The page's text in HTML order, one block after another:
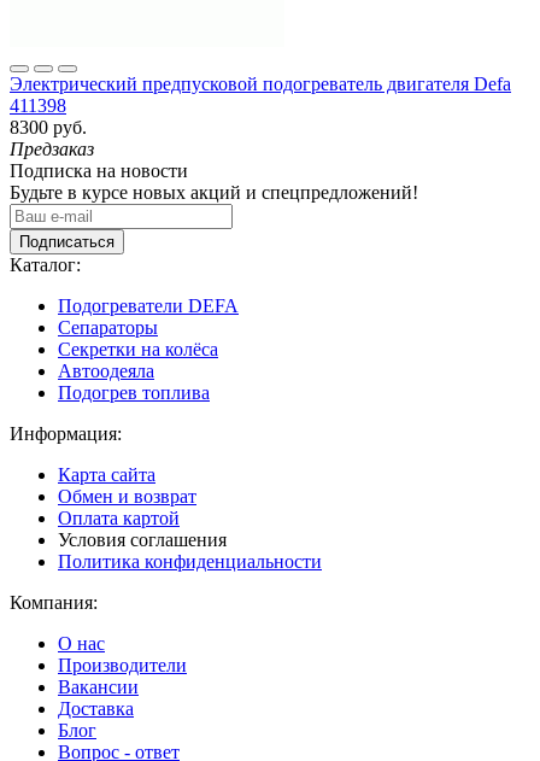
Электрический предпусковой подогреватель двигателя Defa
411398
8300 руб.
Предзаказ
Подписка на новости
Будьте в курсе новых акций и спецпредложений!
Подписаться
Каталог:
Подогреватели DEFA
Сепараторы
Секретки на колёса
Автоодеяла
Подогрев топлива
Информация:
Карта сайта
Обмен и возврат
Оплата картой
Условия соглашения
Политика конфиденциальности
Компания:
О нас
Производители
Вакансии
Доставка
Блог
Вопрос - ответ